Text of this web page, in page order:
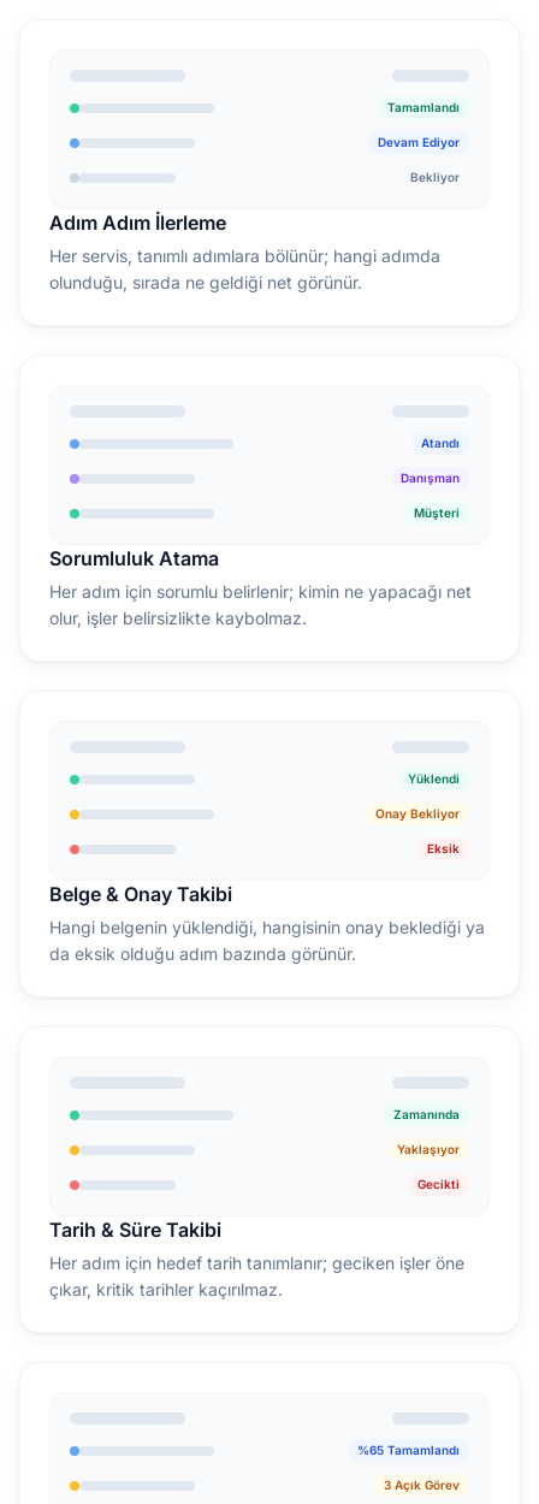
Tamamlandı
Devam Ediyor
Bekliyor
Adım Adım İlerleme
Her servis, tanımlı adımlara bölünür; hangi adımda
olunduğu, sırada ne geldiği net görünür.
Atandı
Danışman
Müşteri
Sorumluluk Atama
Her adım için sorumlu belirlenir; kimin ne yapacağı net
olur, işler belirsizlikte kaybolmaz.
Yüklendi
Onay Bekliyor
Eksik
Belge & Onay Takibi
Hangi belgenin yüklendiği, hangisinin onay beklediği ya
da eksik olduğu adım bazında görünür.
Zamanında
Yaklaşıyor
Gecikti
Tarih & Süre Takibi
Her adım için hedef tarih tanımlanır; geciken işler öne
çıkar, kritik tarihler kaçırılmaz.
%65 Tamamlandı
3 Açık Görev